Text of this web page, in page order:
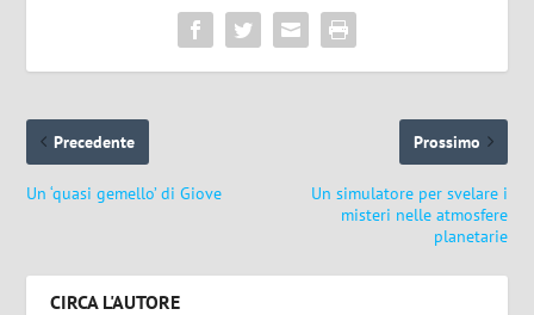
Precedente
Un ‘quasi gemello’ di Giove
Prossimo
Un simulatore per svelare i
misteri nelle atmosfere
planetarie
CIRCA L'AUTORE